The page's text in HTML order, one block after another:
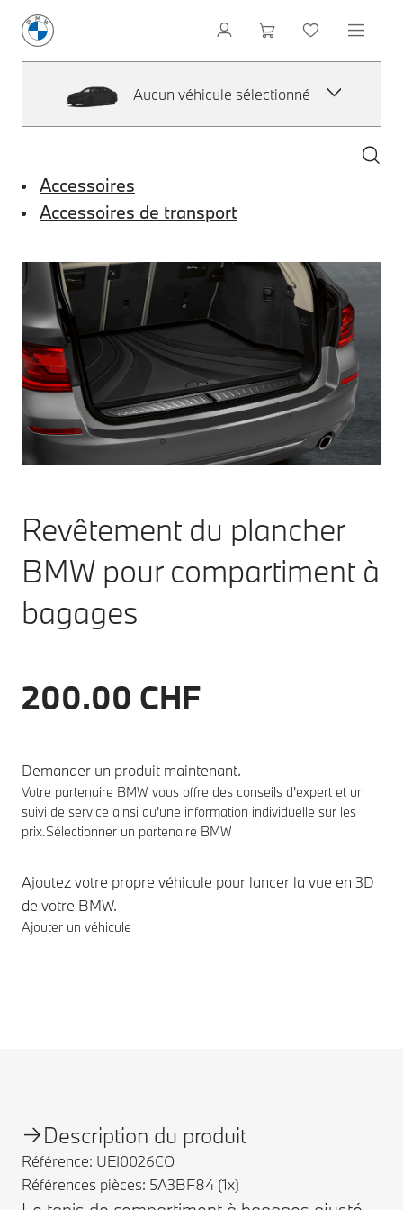
Aucun véhicule sélectionné
Accessoires
Accessoires de transport
Revêtement du plancher
BMW pour compartiment à
bagages
200.00 CHF
Demander un produit maintenant.
Votre partenaire BMW vous offre des conseils d'expert et un
suivi de service ainsi qu'une information individuelle sur les
prix.Sélectionner un partenaire BMW
Ajoutez votre propre véhicule pour lancer la vue en 3D
de votre BMW.
Ajouter un véhicule
Description du produit
Référence: UEI0026CO
Références pièces: 5A3BF84 (1x)